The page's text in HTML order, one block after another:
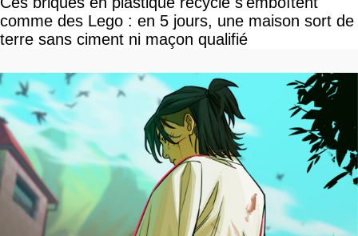
comme des Lego : en 5 jours, une maison sort de
terre sans ciment ni maçon qualifié